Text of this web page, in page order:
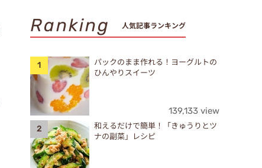
Ranking 人気記事ランキング
パックのまま作れる！ヨーグルトの
ひんやりスイーツ
139,133 view
和えるだけで簡単！「きゅうりとツ
ナの副菜」レシピ